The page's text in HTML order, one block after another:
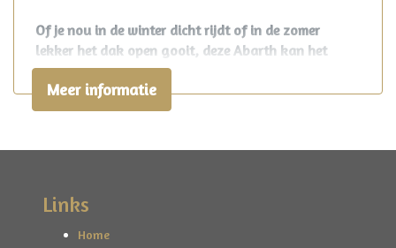
Zij airbag(s) voor
Interieur
Airco automatisch
Binnenspiegel automatisch dimmend
Of je nou in de winter dicht rijdt of in de zomer
lekker het dak open gooit, deze Abarth kan het
allebei. Nieuw geleverd in 2013 in Duitsland. Er werd
gekozen voor de kleur Bianco Caldo met een zwarte
cabrioletkap. Van binnen een mooie zwart interieur
Abarth climate control Blue&Me connected met
Van buiten kreeg hij een prachtige set 17"
lichtmetalen velgen mee.
Meer informatie
Links
Home